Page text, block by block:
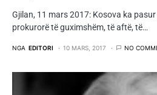
Gjilan, 11 mars 2017: Kosova ka
prokurorë të guximshëm, të aftë, të…
NGA EDITORI 10 MARS, 2017 NO